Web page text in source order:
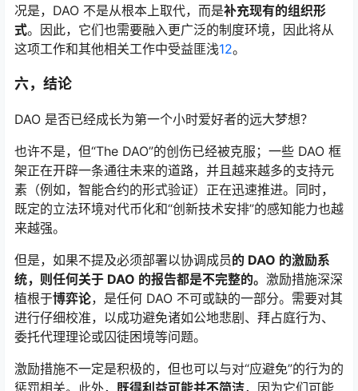
况是，DAO 不是从根本上取代，而是补充现有的组织形
式。因此，它们也需要融入更广泛的制度环境，因此将从
这项工作和其他相关工作中受益匪浅12。
六，结论
DAO 是否已经成长为第一个小时爱好者的远大梦想？
也许不是，但“The DAO”的创伤已经被克服；一些 DAO 框
架正在开辟一条通往未来的道路，并且越来越多的支持元
素（例如，智能合约的形式验证）正在迅速推进。同时，
既定的立法环境对代币化和“创新技术安排”的感知能力也越
来越强。
但是，如果不提及必须部署以协调成员的 DAO 的激励系
统，则任何关于 DAO 的报告都是不完整的。 激励措施深深
植根于博弈论，是任何 DAO 不可或缺的一部分。需要对其
进行仔细校准，以成功避免诸如公地悲剧、拜占庭行为、
委托代理理论或囚徒困境等问题。
激励措施不一定是积极的，但也可以与对“应避免”的行为的
惩罚相关。此外， 既得利益可能并不简洁，因为它们可能